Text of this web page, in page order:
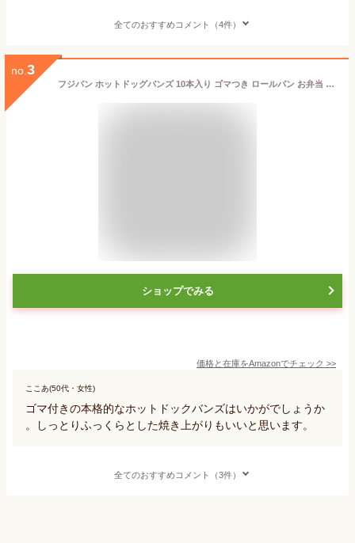
全てのおすすめコメント（4件）
no. 3
フジパン ホットドッグバンズ 10本入り ゴマつき ロールパン お弁当 ランチ ベーカリー 食品【Costco コストコ】
ショップでみる
価格と在庫をAmazonでチェック >>
ここあ(50代・女性)
ゴマ付きの本格的なホットドックバンズはいかがでしょうか
。しっとりふっくらとした焼き上がりもいいと思います。
全てのおすすめコメント（3件）